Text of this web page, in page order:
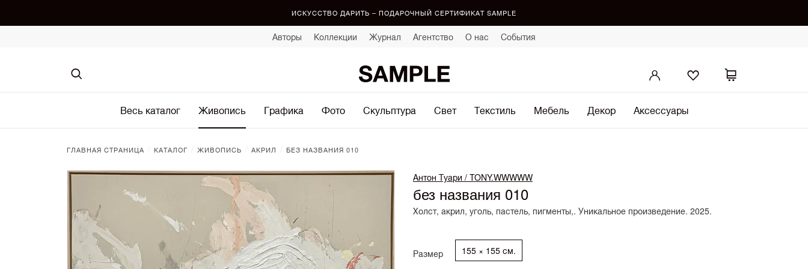
ИСКУССТВО ДАРИТЬ – ПОДАРОЧНЫЙ СЕРТИФИКАТ SAMPLE
Авторы Коллекции Журнал Агентство О нас События
Весь каталог Живопись Графика Фото Скульптура Свет Текстиль Мебель Декор Аксессуары
ГЛАВНАЯ СТРАНИЦА КАТАЛОГ ЖИВОПИСЬ АКРИЛ БЕЗ НАЗВАНИЯ 010
Антон Туари / TONY.WWWWW
без названия 010
Холст, акрил, уголь, пастель, пигменты,. Уникальное произведение. 2025.
Размер 155 × 155 см.